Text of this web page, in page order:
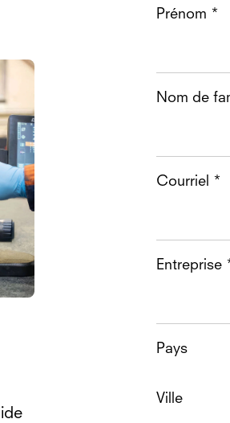
Prénom *
Nom de
Courriel *
Entreprise
Pays
Ville